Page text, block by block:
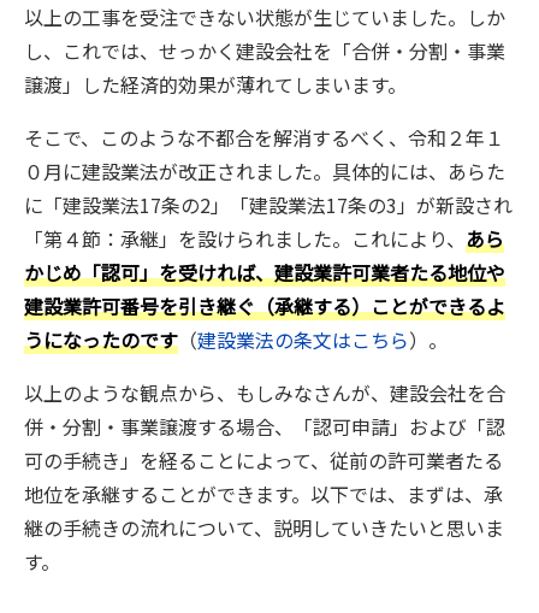
以上の工事を受注できない状態が生じていました。しか
し、これでは、せっかく建設会社を「合併・分割・事業
譲渡」した経済的効果が薄れてしまいます。
そこで、このような不都合を解消するべく、令和２年１
０月に建設業法が改正されました。具体的には、あらた
に「建設業法17条の2」「建設業法17条の3」が新設され
「第４節：承継」を設けられました。これにより、 あら
かじめ「認可」を受ければ、建設業許可業者たる地位や
建設業許可番号を引き継ぐ（承継する）ことができるよ
うになったのです （建設業法の条文はこちら）。
以上のような観点から、もしみなさんが、建設会社を合
併・分割・事業譲渡する場合、「認可申請」および「認
可の手続き」を経ることによって、従前の許可業者たる
地位を承継することができます。以下では、まずは、承
継の手続きの流れについて、説明していきたいと思いま
す。